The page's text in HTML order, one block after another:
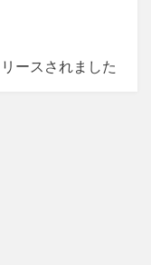
ースされました